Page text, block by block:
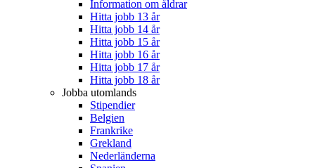
Information om åldrar
Hitta jobb 13 år
Hitta jobb 14 år
Hitta jobb 15 år
Hitta jobb 16 år
Hitta jobb 17 år
Hitta jobb 18 år
Jobba utomlands
Stipendier
Belgien
Frankrike
Grekland
Nederländerna